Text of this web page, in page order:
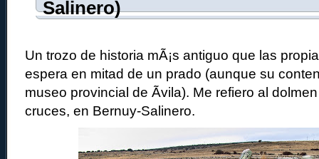
Salinero)
Un trozo de historia mÃ¡s antiguo que las
espera en mitad de un prado (aunque su
museo provincial de Ãvila). Me refiero al
cruces, en Bernuy-Salinero.